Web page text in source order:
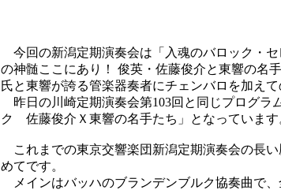
今回の新潟定期演奏会は「入魂のバロック・
の神髄ここにあり！ 俊英・佐藤俊介と東響の名
氏と東響が誇る管楽器奏者にチェンバロを加えて
昨日の川崎定期演奏会第103回と同じプログラ
ク 佐藤俊介Ｘ東響の名手たち」となっています
これまでの東京交響楽団新潟定期演奏会の長
めてです。
メインはバッハのブランデンブルク協奏曲で